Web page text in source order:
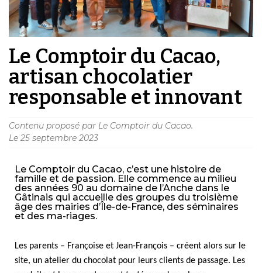
Le Comptoir du Cacao,
artisan chocolatier
responsable et innovant
Contenu proposé par Le Comptoir du Cacao.
Le 25 septembre 2023
Le Comptoir du Cacao, c’est une histoire de
famille et de passion. Elle commence au milieu
des années 90 au domaine de l’Anche dans le
Gâtinais qui accueille des groupes du troisième
âge des mairies d’Île-de-France, des séminaires
et des ma-riages.
Les parents – Françoise et Jean-François – créent alors sur le
site, un atelier du chocolat pour leurs clients de passage. Les